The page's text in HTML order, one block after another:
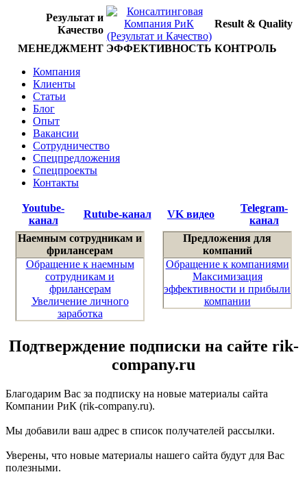
Результат и
Качество
Result & Quality
МЕНЕДЖМЕНТ ЭФФЕКТИВНОСТЬ КОНТРОЛЬ
Компания
Клиенты
Статьи
Блог
Опыт
Вакансии
Сотрудничество
Спецпредложения
Спецпроекты
Контакты
Youtube-
канал
Rutube-канал VK видео
Telegram-
канал
Наемным сотрудникам и
фрилансерам
Обращение к наемным
сотрудникам и
фрилансерам
Увеличение личного
заработка
Предложения для
компаний
Обращение к компаниями
Максимизация
эффективности и прибыли
компании
Подтверждение подписки на сайте rik-
company.ru
Благодарим Вас за подписку на новые материалы сайта
Компании РиК (rik-company.ru).
Мы добавили ваш адрес в список получателей рассылки.
Уверены, что новые материалы нашего сайта будут для Вас
полезными.